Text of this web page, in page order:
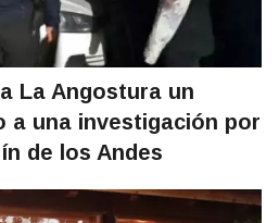
La Angostura un
a una investigación por
de los Andes